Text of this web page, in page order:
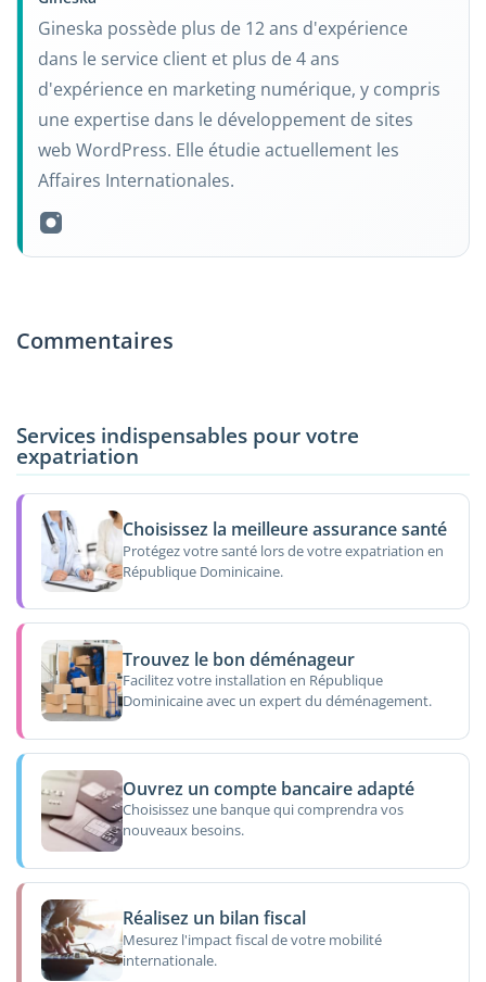
Gineska possède plus de 12 ans d'expérience
dans le service client et plus de 4 ans
d'expérience en marketing numérique, y compris
une expertise dans le développement de sites
web WordPress. Elle étudie actuellement les
Affaires Internationales.
Commentaires
Services indispensables pour votre
expatriation
Choisissez la meilleure assurance santé
Protégez votre santé lors de votre expatriation en
République Dominicaine.
Trouvez le bon déménageur
Facilitez votre installation en République
Dominicaine avec un expert du déménagement.
Ouvrez un compte bancaire adapté
Choisissez une banque qui comprendra vos
nouveaux besoins.
Réalisez un bilan fiscal
Mesurez l'impact fiscal de votre mobilité
internationale.